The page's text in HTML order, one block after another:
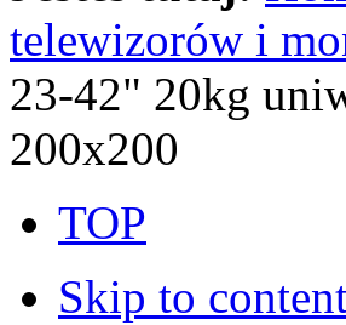
telewizorów i
23-42" 20kg
200x200
TOP
Skip to